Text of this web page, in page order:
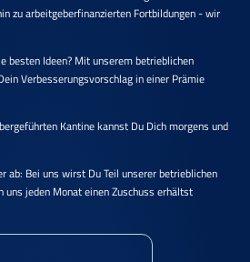
zu arbeitgeberfinanzierten Fortbildungen - wir
besten Ideen? Mit unserem betrieblichen
Verbesserungsvorschlag in einer Prämie
Kantine kannst Du Dich morgens und
ab: Bei uns wirst Du Teil unserer betrieblichen
uns jeden Monat einen Zuschuss erhältst